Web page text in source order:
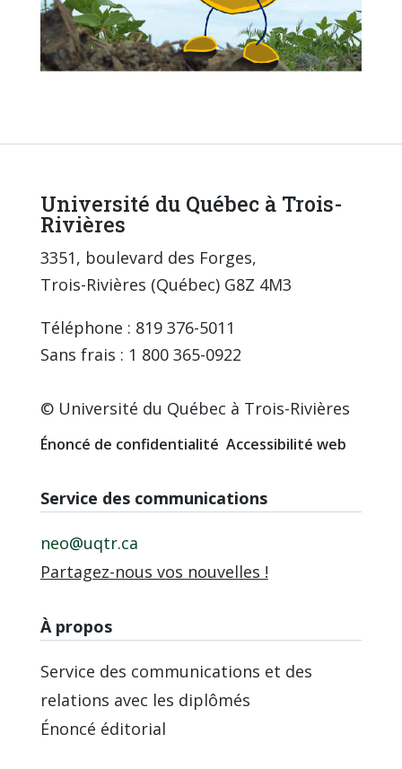
Université du Québec à Trois-
Rivières
3351, boulevard des Forges,
Trois-Rivières (Québec) G8Z 4M3
Téléphone : 819 376-5011
Sans frais : 1 800 365-0922
© Université du Québec à Trois-Rivières
Énoncé de confidentialité Accessibilité web
Service des communications
neo@uqtr.ca
Partagez-nous vos nouvelles !
À propos
Service des communications et des
relations avec les diplômés
Énoncé éditorial